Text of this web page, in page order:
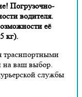
Погрузочно-
водителя.
её
кг).
траснпортными
ваш выбор.
службы